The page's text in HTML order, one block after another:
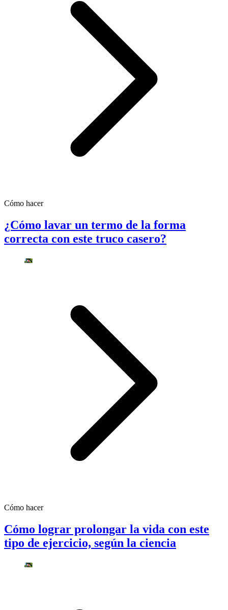
Cómo hacer
¿Cómo lavar un termo de la forma
correcta con este truco casero?
Cómo hacer
Cómo lograr prolongar la vida con este
tipo de ejercicio, según la ciencia